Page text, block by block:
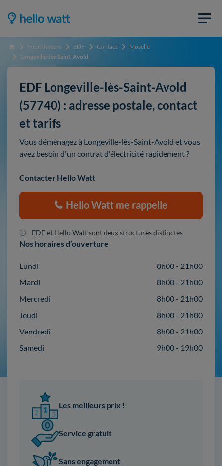
Accueil Fournisseurs EDF Contact
Moselle
Longeville-lès-Saint-Avold
EDF Longeville-lès-Saint-Avold
(57740) : adresse postale, contact
et tarifs
Vous déménagez à Longeville-lès-Saint-Avold et vous
avez besoin d'un contrat d'électricité rapidement ?
Contacter Hello Watt
Hello Watt me rappelle
EDF et Hello Watt sont deux structures distinctes
Nos horaires d’ouverture
Lundi
8h00 - 21h00
Mardi
8h00 - 21h00
Mercredi
8h00 - 21h00
Jeudi
8h00 - 21h00
Vendredi
8h00 - 21h00
Samedi
9h00 - 19h00
Les meilleurs prix !
Service gratuit
Sans engagement